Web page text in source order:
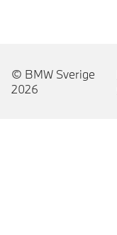
© BMW Sverige
2026